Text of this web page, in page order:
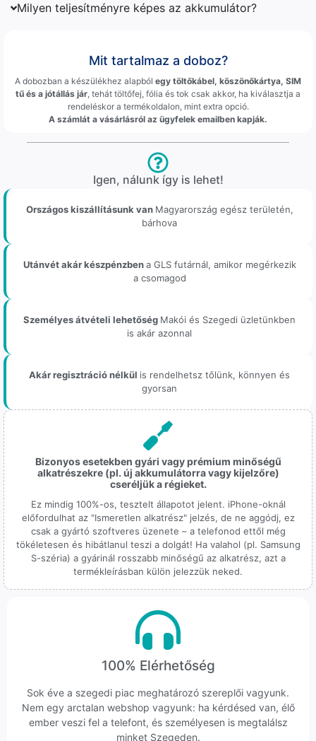
Milyen teljesítményre képes az akkumulátor?
Mit tartalmaz a doboz?
A dobozban a készülékhez alapból egy töltőkábel, köszönőkártya, SIM
tű és a jótállás jár, tehát töltőfej, fólia és tok csak akkor, ha kiválasztja a
rendeléskor a termékoldalon, mint extra opció.
A számlát a vásárlásról az ügyfelek emailben kapják.
Igen, nálunk így is lehet!
Országos kiszállításunk van Magyarország egész területén,
bárhova
Utánvét akár készpénzbena GLS futárnál, amikor megérkezik
a csomagod
Személyes átvételi lehetőség Makói és Szegedi üzletünkben
is akár azonnal
Akár regisztráció nélkül is rendelhetsz tőlünk, könnyen és
gyorsan
Bizonyos esetekben gyári vagy prémium minőségű
alkatrészekre (pl. új akkumulátorra vagy kijelzőre)
cseréljük a régieket.
Ez mindig 100%-os, tesztelt állapotot jelent. iPhone-oknál
előfordulhat az "Ismeretlen alkatrész" jelzés, de ne aggódj, ez
csak a gyártó szoftveres üzenete – a telefonod ettől még
tökéletesen és hibátlanul teszi a dolgát! Ha valahol (pl. Samsung
S-széria) a gyárinál rosszabb minőségű az alkatrész, azt a
termékleírásban külön jelezzük neked.
100% Elérhetőség
Sok éve a szegedi piac meghatározó szereplői vagyunk.
Nem egy arctalan webshop vagyunk: ha kérdésed van, élő
ember veszi fel a telefont, és személyesen is megtalálsz
minket Szegeden.